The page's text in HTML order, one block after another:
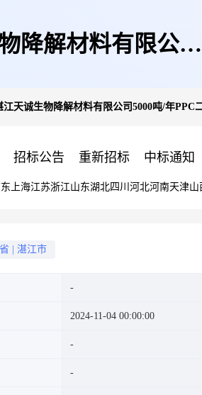
降解材料有限公司
告书报批前公示
江天诚生物降解材料有限公司5000吨/年
招标公告 重新招标 中标通知
上海江苏浙江山东湖北四川 河北河南天津山
湛江市
2024-11-04 00:00:00